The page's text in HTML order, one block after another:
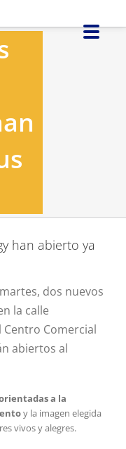
han abierto ya
dos nuevos
la calle
Centro Comercial
abiertos al
a la
y la imagen elegida
vivos y alegres.